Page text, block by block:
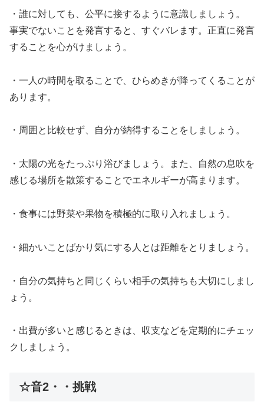
・誰に対しても、公平に接するように意識しましょう。
事実でないことを発言すると、すぐバレます。正直に発言
することを心がけましょう。
・一人の時間を取ることで、ひらめきが降ってくることが
あります。
・周囲と比較せず、自分が納得することをしましょう。
・太陽の光をたっぷり浴びましょう。また、自然の息吹を
感じる場所を散策することでエネルギーが高まります。
・食事には野菜や果物を積極的に取り入れましょう。
・細かいことばかり気にする人とは距離をとりましょう。
・自分の気持ちと同じくらい相手の気持ちも大切にしまし
ょう。
・出費が多いと感じるときは、収支などを定期的にチェッ
クしましょう。
☆音2・・挑戦